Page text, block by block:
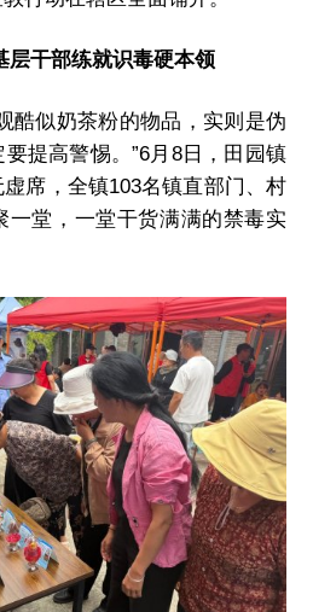
层干部练就识毒硬本领
酷似奶茶粉的物品，实则是伪
提高警惕。”6月8日，田园镇
席，全镇103名镇直部门、村
一堂，一堂干货满满的禁毒实